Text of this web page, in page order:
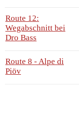
Route 12:
Wegabschnitt bei
Dro Bass
Route 8 - Alpe di
Piöv